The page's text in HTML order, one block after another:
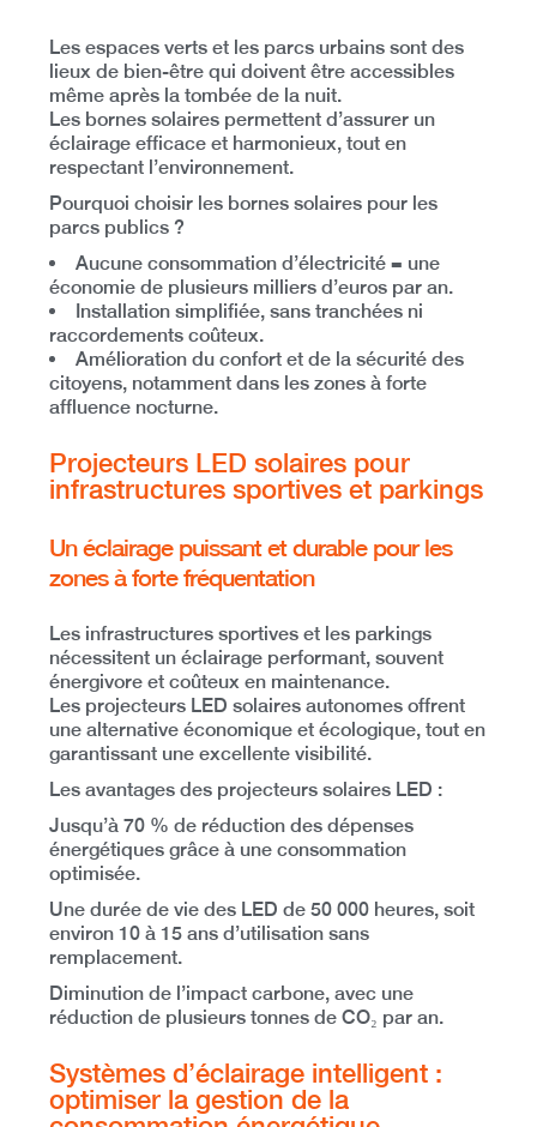
Les espaces verts et les parcs urbains sont des
lieux de bien-être qui doivent être accessibles
même après la tombée de la nuit.
Les bornes solaires permettent d’assurer un
éclairage efficace et harmonieux, tout en
respectant l’environnement.
Pourquoi choisir les bornes solaires pour les
parcs publics ?
Aucune consommation d’électricité = une
économie de plusieurs milliers d’euros par an.
Installation simplifiée, sans tranchées ni
raccordements coûteux.
Amélioration du confort et de la sécurité des
citoyens, notamment dans les zones à forte
affluence nocturne.
Projecteurs LED solaires pour
infrastructures sportives et parkings
Un éclairage puissant et durable pour les
zones à forte fréquentation
Les infrastructures sportives et les parkings
nécessitent unéclairage performant, souvent
énergivore et coûteux en maintenance.
Les projecteurs LED solaires autonomes offrent
une alternative économique et écologique, tout en
garantissant une excellente visibilité.
Les avantages des projecteurs solaires LED :
Jusqu’à 70 % de réduction des dépenses
énergétiques grâce à une consommation
optimisée.
Une durée de vie des LED de 50 000 heures, soit
environ10 à 15 ans d’utilisation sans
remplacement.
Diminution de l’impact carbone, avec une
réduction de plusieurs tonnes de CO₂ par an.
Systèmes d’éclairage intelligent :
optimiser la gestion de la